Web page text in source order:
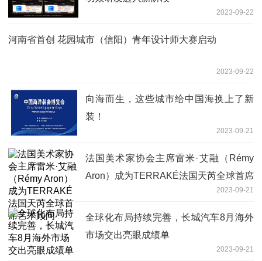
2023-09-22
河南省首创 花园城市（信阳）青年设计师大赛启动
2023-09-22
向海而生，这些城市给中国海换上了新
装！
2023-09-21
法国美术家协会主席雷米·艾融（Rémy
Aron）成为TERRAKÉ法国天芮全球首席
2023-09-21
全球化布局持续完善，长城汽车8月海外
市场交出亮眼成绩单
2023-09-21